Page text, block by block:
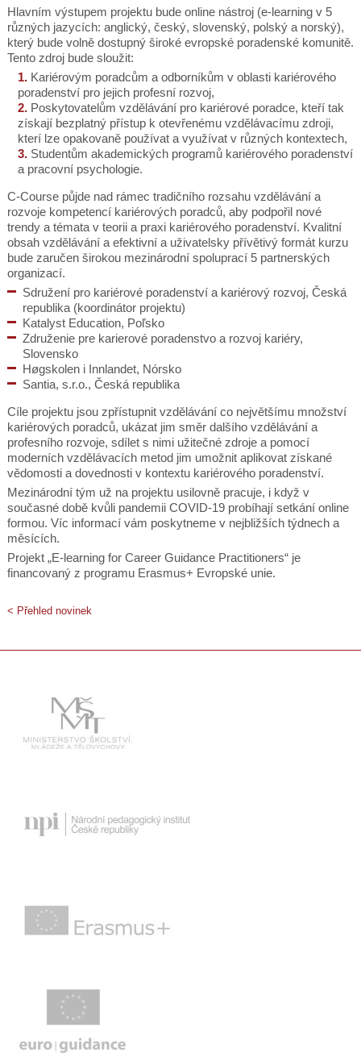
Hlavním výstupem projektu bude online nástroj (e-learning v 5
různých jazycích: anglický, český, slovenský, polský a norský),
který bude volně dostupný široké evropské poradenské komunitě.
Tento zdroj bude sloužit:
Kariérovým poradcům a odborníkům v oblasti kariérového
poradenství pro jejich profesní rozvoj,
Poskytovatelům vzdělávání pro kariérové poradce, kteří tak
získají bezplatný přístup k otevřenému vzdělávacímu zdroji,
kterí lze opakovaně používat a využívat v různých kontextech,
Studentům akademických programů kariérového poradenství
a pracovní psychologie.
C-Course půjde nad rámec tradičního rozsahu vzdělávání a
rozvoje kompetencí kariérových poradců, aby podpořil nové
trendy a témata v teorii a praxi kariérového poradenství. Kvalitní
obsah vzdělávání a efektivní a uživatelsky přívětivý formát kurzu
bude zaručen širokou mezinárodní spoluprací 5 partnerských
organizací.
Sdružení pro kariérové poradenství a kariérový rozvoj, Česká
republika (koordinátor projektu)
Katalyst Education, Poľsko
Združenie pre karierové poradenstvo a rozvoj kariéry,
Slovensko
Høgskolen i Innlandet, Nórsko
Santia, s.r.o., Česká republika
Cíle projektu jsou zpřístupnit vzdělávání co největšímu množství
kariérových poradců, ukázat jim směr dalšího vzdělávání a
profesního rozvoje, sdílet s nimi užitečné zdroje a pomocí
moderních vzdělávacích metod jim umožnit aplikovat získané
vědomosti a dovednosti v kontextu kariérového poradenství.
Mezinárodní tým už na projektu usilovně pracuje, i když v
současné době kvůli pandemii COVID-19 probíhají setkání online
formou. Víc informací vám poskytneme v nejbližších týdnech a
měsících.
Projekt „E-learning for Career Guidance Practitioners“ je
financovaný z programu Erasmus+ Evropské unie.
< Přehled novinek